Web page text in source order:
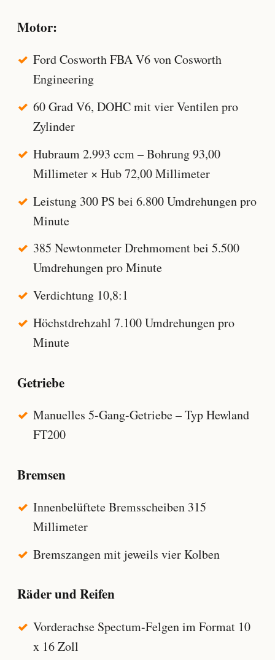
Motor:
Ford Cosworth FBA V6 von Cosworth
Engineering
60 Grad V6, DOHC mit vier Ventilen pro
Zylinder
Hubraum 2.993 ccm – Bohrung 93,00
Millimeter × Hub 72,00 Millimeter
Leistung 300 PS bei 6.800 Umdrehungen pro
Minute
385 Newtonmeter Drehmoment bei 5.500
Umdrehungen pro Minute
Verdichtung 10,8:1
Höchstdrehzahl 7.100 Umdrehungen pro
Minute
Getriebe
Manuelles 5-Gang-Getriebe – Typ Hewland
FT200
Bremsen
Innenbelüftete Bremsscheiben 315
Millimeter
Bremszangen mit jeweils vier Kolben
Räder und Reifen
Vorderachse Spectum-Felgen im Format 10
x 16 Zoll